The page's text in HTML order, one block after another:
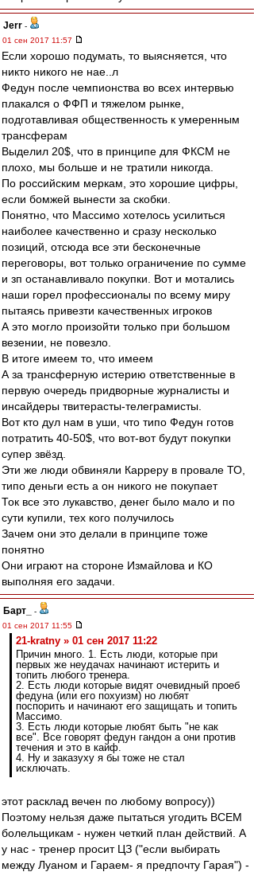
Jerr -
01 сен 2017 11:57
Если хорошо подумать, то выясняется, что
никто никого не нае..л
Федун после чемпионства во всех интервью
плакался о ФФП и тяжелом рынке,
подготавливая общественность к умеренным
трансферам
Выделил 20$, что в принципе для ФКСМ не
плохо, мы больше и не тратили никогда.
По российским меркам, это хорошие цифры,
если бомжей вынести за скобки.
Понятно, что Массимо хотелось усилиться
наиболее качественно и сразу несколько
позиций, отсюда все эти бесконечные
переговоры, вот только ограничение по сумме
и зп останавливало покупки. Вот и мотались
наши горел профессионалы по всему миру
пытаясь привезти качественных игроков
А это могло произойти только при большом
везении, не повезло.
В итоге имеем то, что имеем
А за трансферную истерию ответственные в
первую очередь придворные журналисты и
инсайдеры твитерасты-телеграмисты.
Вот кто дул нам в уши, что типо Федун готов
потратить 40-50$, что вот-вот будут покупки
супер звёзд.
Эти же люди обвиняли Карреру в провале ТО,
типо деньги есть а он никого не покупает
Ток все это лукавство, денег было мало и по
сути купили, тех кого получилось
Зачем они это делали в принципе тоже
понятно
Они играют на стороне Измайлова и КО
выполняя его задачи.
Барт_
-
01 сен 2017 11:55
21-kratny » 01 сен 2017 11:22
Причин много. 1. Есть люди, которые при
первых же неудачах начинают истерить и
топить любого тренера.
2. Есть люди которые видят очевидный проеб
федуна (или его похуизм) но любят
поспорить и начинают его защищать и топить
Массимо.
3. Есть люди которые любят быть "не как
все". Все говорят федун гандон а они против
течения и это в кайф.
4. Ну и заказуху я бы тоже не стал
исключать.
этот расклад вечен по любому вопросу))
Поэтому нельзя даже пытаться угодить ВСЕМ
болельщикам - нужен четкий план действий. А
у нас - тренер просит ЦЗ ("если выбирать
между Луаном и Гараем- я предпочту Гарая") -